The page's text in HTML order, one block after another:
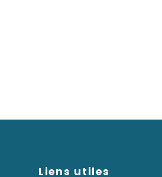
Liens utiles